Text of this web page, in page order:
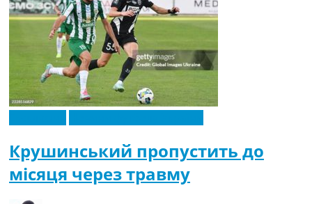
Крушинський пропустить до
місяця через травму